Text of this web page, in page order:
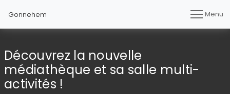
Gonnehem Menu
Découvrez la nouvelle
médiathèque et sa salle multi-
activités !